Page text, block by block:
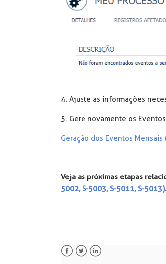
4. Ajuste as informações
5. Gere novamente os
Geração dos Eventos
Veja as próximas etapas
5002, S-5003, S-5011, S-5013).